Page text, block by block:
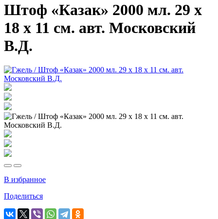
Штоф «Казак» 2000 мл. 29 х
18 х 11 см. авт. Московский
В.Д.
В избранное
Поделиться